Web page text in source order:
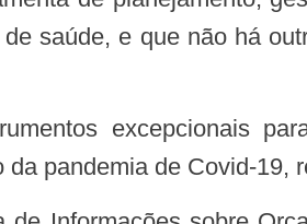
saúde, e que não há
pandemia de Covid-19,